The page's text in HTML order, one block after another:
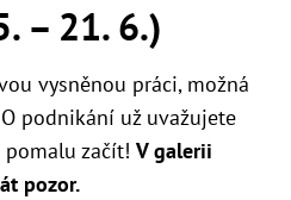
– 21. 6.)
vysněnou práci, možná
podnikání už uvažujete
začít! V galerii
pozor.